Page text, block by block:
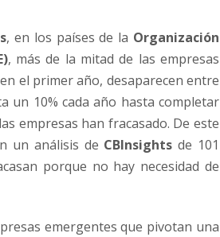
, en los países de la Organización
, más de la mitad de las empresas
el primer año, desaparecen entre
un 10% cada año hasta completar
empresas han fracasado. De este
un análisis de CBInsights de 101
porque no hay necesidad de
emergentes que pivotan una